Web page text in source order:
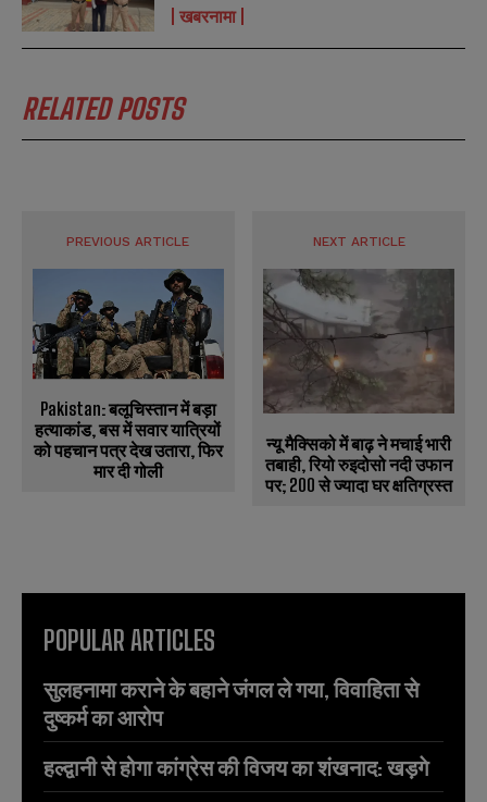
खबरनामा
RELATED POSTS
PREVIOUS ARTICLE
Pakistan: बलूचिस्तान में बड़ा
हत्याकांड, बस में सवार यात्रियों
को पहचान पत्र देख उतारा, फिर
मार दी गोली
NEXT ARTICLE
न्यू मैक्सिको में बाढ़ ने मचाई भारी
तबाही, रियो रुइदोसो नदी उफान
पर; 200 से ज्यादा घर क्षतिग्रस्त
POPULAR ARTICLES
सुलहनामा कराने के बहाने जंगल ले गया, विवाहिता से
दुष्कर्म का आरोप
हल्द्वानी से होगा कांग्रेस की विजय का शंखनाद: खड़गे